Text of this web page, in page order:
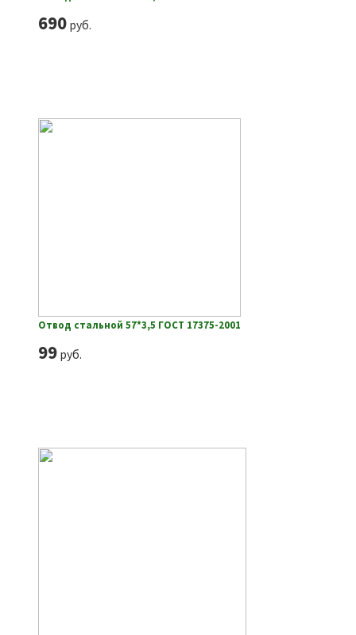
690руб.
Отвод стальной 57*3,5 ГОСТ 17375-2001
99руб.